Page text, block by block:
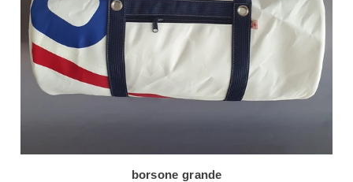
borsone grande